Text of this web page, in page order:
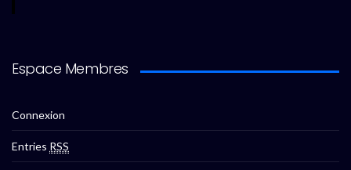
Espace Membres
Connexion
Entries RSS